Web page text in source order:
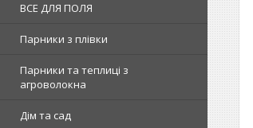
ВСЕ ДЛЯ ПОЛЯ
Парники з плівки
Парники та теплиці з
агроволокна
Дім та сад